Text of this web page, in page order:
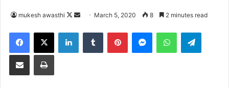
mukesh awasthi
Follow
Send
email
March 5, 2020 8 2 minutes read
Facebook
X LinkedInTumblr PinterestMessengerWhatsApp
Share via Email Print